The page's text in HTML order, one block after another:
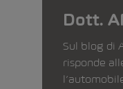
Dott.
Sul blog di
risponde